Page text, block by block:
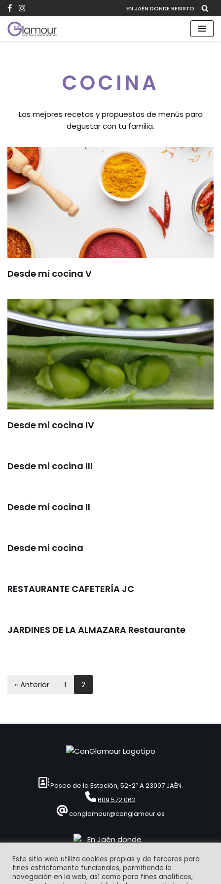
Saltar
al
EN JAÉN DONDE RESISTO
COCINA
Las mejores recetas y propuestas de menús para
degustar con tu familia.
Desde mi cocina V
Desde mi cocina IV
Desde mi cocina III
Desde mi cocina II
Desde mi cocina
RESTAURANTE CAFETERÍA JC
JARDINES DE LA ALMAZARA Restaurante
« Anterior 1 2
Paseo de la Estación, 52-2º A 23007 JAÉN.
609 572 062
conglamour@conglamour.es
Este sitio web utiliza cookies propias y de terceros para
fines estrictamente funcionales, permitiendo la
navegación en la web, así como para fines analíticos,